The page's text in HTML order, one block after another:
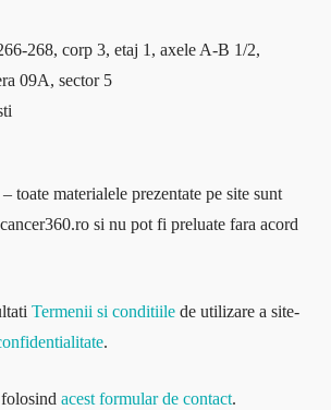
268, corp 3, etaj 1, axele A-B 1/2,
09A, sector 5
toate materialele prezentate pe site sunt
si nu pot fi preluate fara acord
Termenii si conditiilede utilizare a site-
.
acest formular de contact.